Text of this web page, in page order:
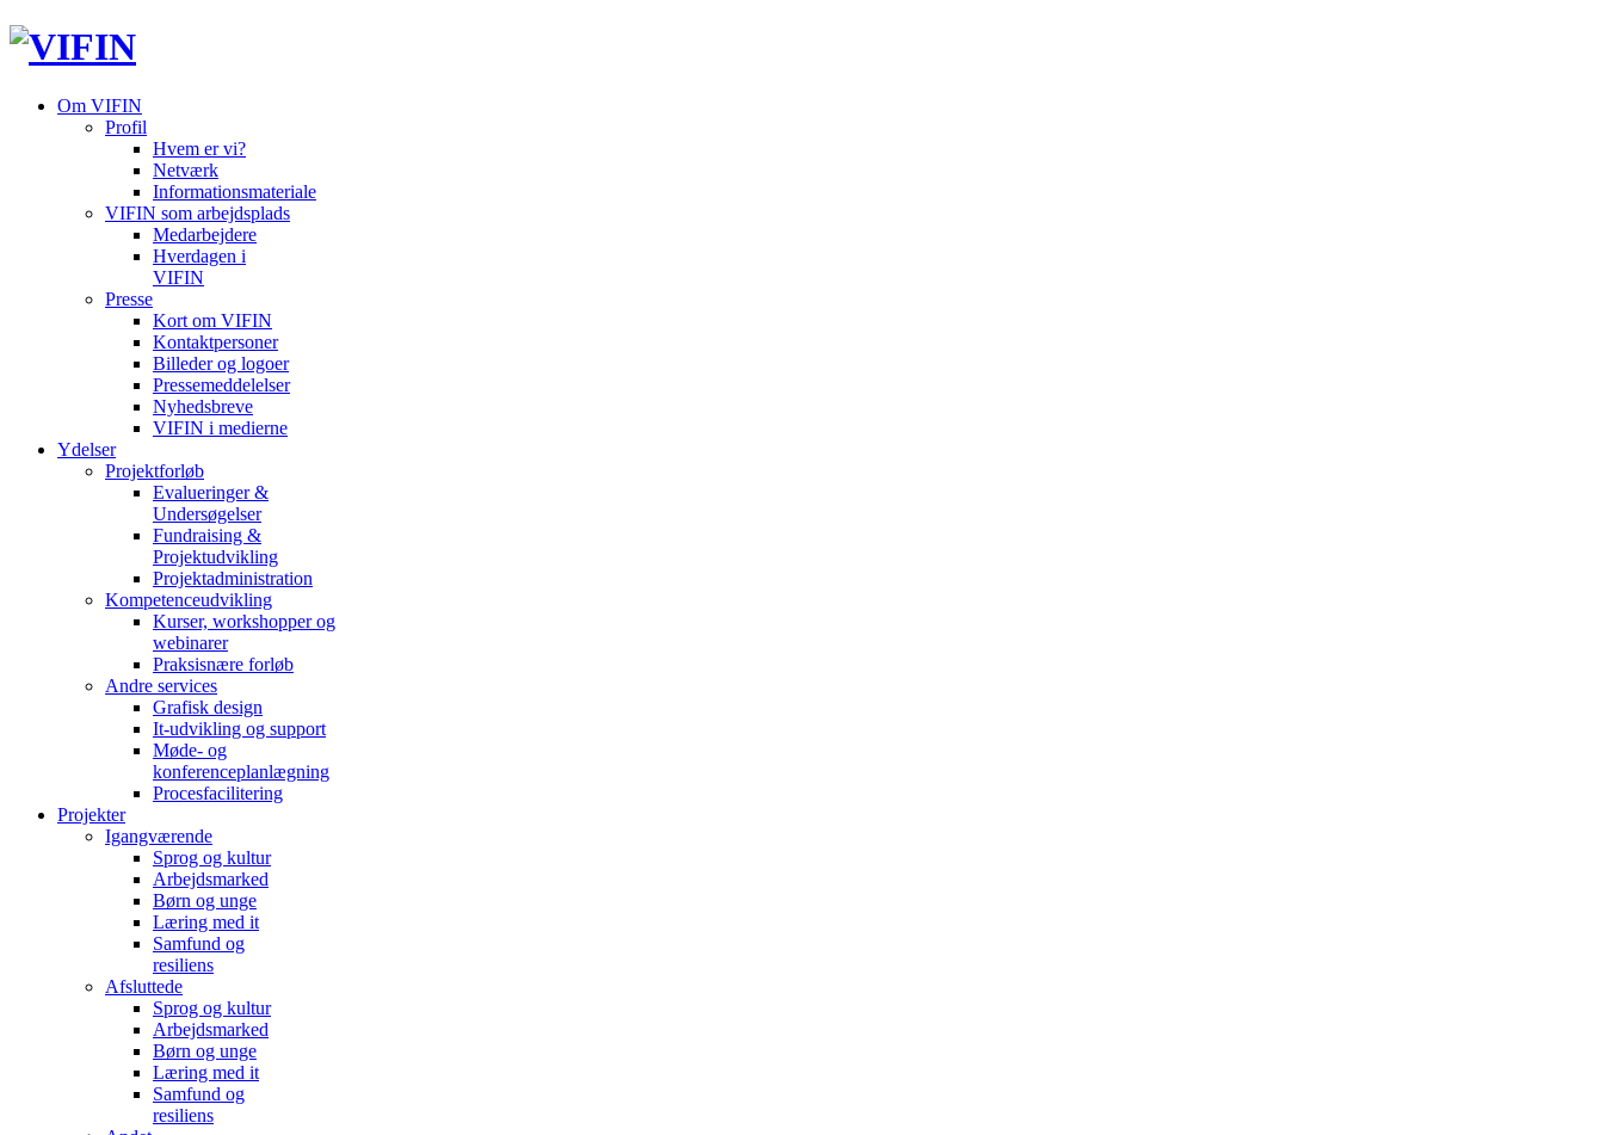
Om VIFIN
Profil
Hvem er vi?
Netværk
Informationsmateriale
VIFIN som arbejdsplads
Medarbejdere
Hverdagen i
VIFIN
Presse
Kort om VIFIN
Kontaktpersoner
Billeder og logoer
Pressemeddelelser
Nyhedsbreve
VIFIN i medierne
Ydelser
Projektforløb
Evalueringer &
Undersøgelser
Fundraising &
Projektudvikling
Projektadministration
Kompetenceudvikling
Kurser, workshopper og
webinarer
Praksisnære forløb
Andre services
Grafisk design
It-udvikling og support
Møde- og
konferenceplanlægning
Procesfacilitering
Projekter
Igangværende
Sprog og kultur
Arbejdsmarked
Børn og unge
Læring med it
Samfund og
resiliens
Afsluttede
Sprog og kultur
Arbejdsmarked
Børn og unge
Læring med it
Samfund og
resiliens